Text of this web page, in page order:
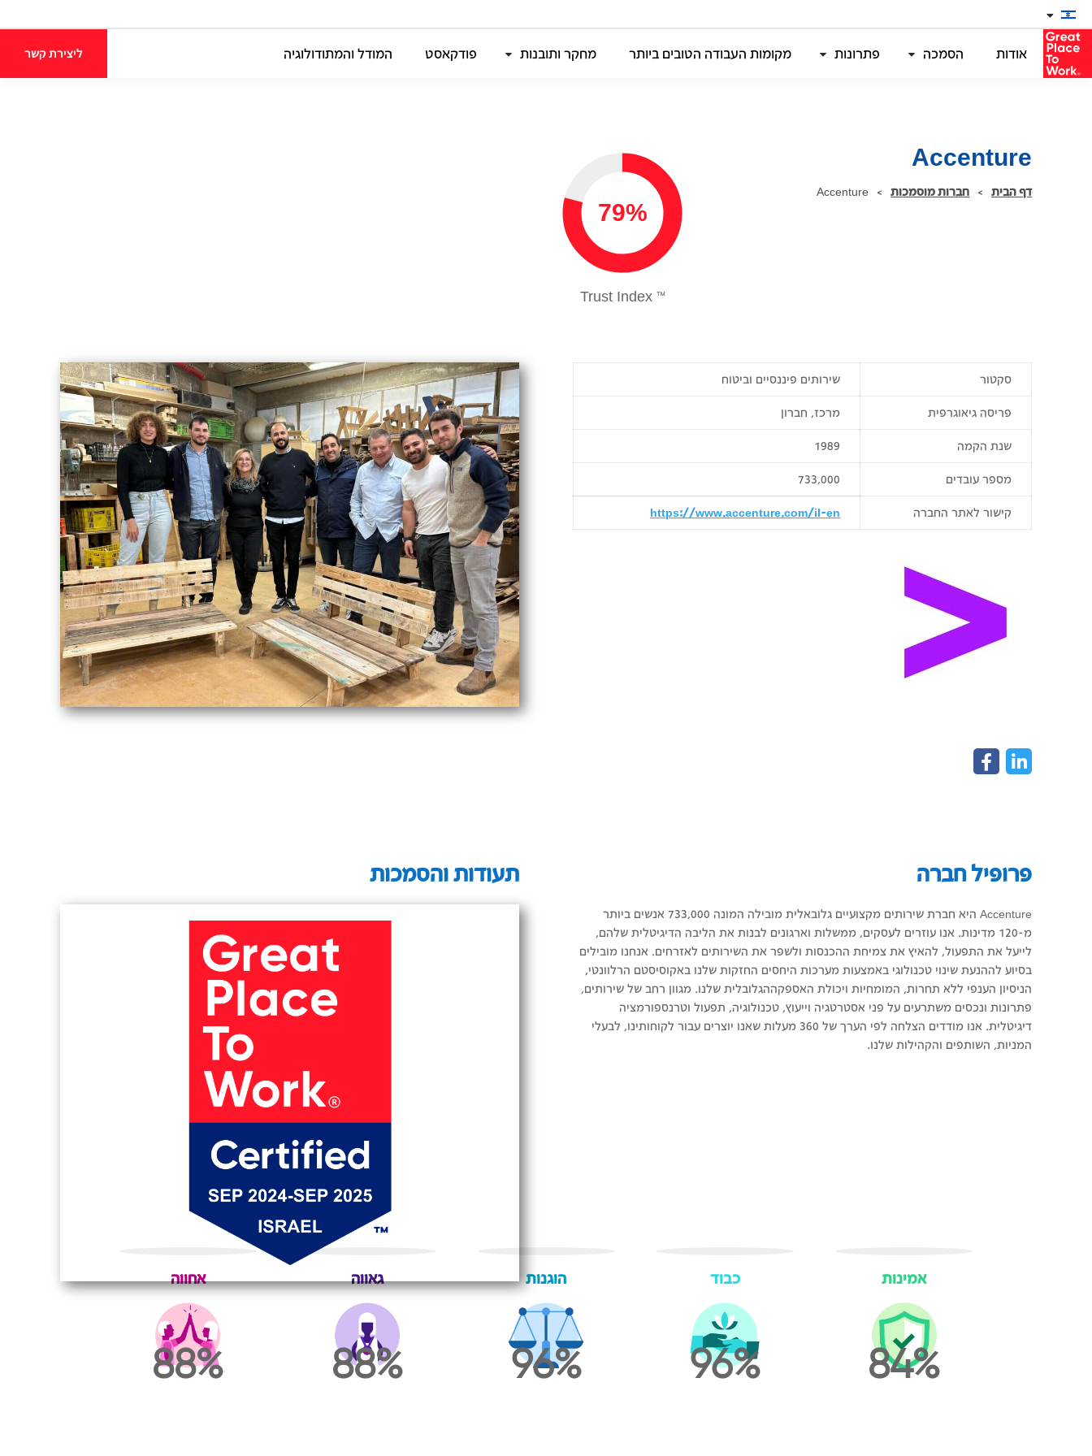
אודות הסמכה פתרונות מקומות העבודה הטובים ביותר מחקר ותובנות פודקאסט המודל והמתודולוגיה ליצירת קשר
Accenture
Accenture חברות מוסמכות > דף הבית >
79%
™
Trust Index
סקטור שירותים פיננסיים וביטוח
פריסה גיאוגרפית מרכז, חברון
שנת הקמה 1989
מספר עובדים 733,000
קישור לאתר החברה https://www.accenture.com/il-en
תעודות והסמכות פרופיל חברה
Accenture היא חברת שירותים מקצועיים גלובאלית מובילה המונה 733,000 אנשים ביותר
מ-120 מדינות. אנו עוזרים לעסקים, ממשלות וארגונים לבנות את הליבה הדיגיטלית שלהם,
לייעל את התפעול, להאיץ את צמיחת ההכנסות ולשפר את השירותים לאזרחים. אנחנו מובילים
בסיוע לההנעת שינוי טכנולוגי באמצעות מערכות היחסים החזקות שלנו באקוסיסטם הרלוונטי,
הניסיון הענפי ללא תחרות, המומחיות ויכולת האספקה​​הגלובלית שלנו. מגוון רחב של שירותים,
פתרונות ונכסים משתרעים על פני אסטרטגיה וייעוץ, טכנולוגיה, תפעול וטרנספורמציה
דיגיטלית. אנו מודדים הצלחה לפי הערך של 360 מעלות שאנו יוצרים עבור לקוחותינו, לבעלי
המניות, השותפים והקהילות שלנו.
84
אמינות
96
כבוד
96
הוגנות
88
גאווה
88
אחווה